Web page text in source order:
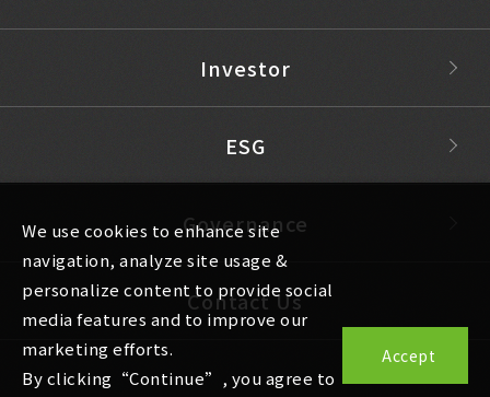
Investor
ESG
Governance
Contact Us
We use cookies to enhance site
navigation, analyze site usage &
personalize content to provide social
media features and to improve our
marketing efforts.
By clicking“Continue”, you agree to
Accept